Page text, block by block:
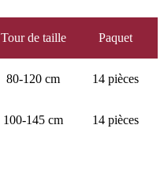
Tour de taille Paquet
80-120 cm 14 pièces
100-145 cm 14 pièces